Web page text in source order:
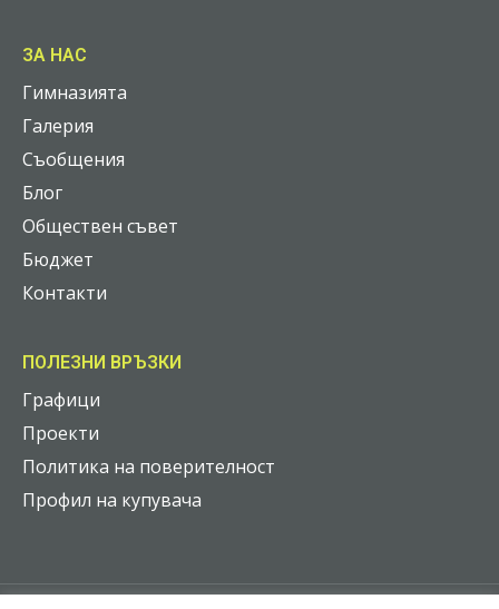
ЗА НАС
Гимназията
Галерия
Съобщения
Блог
Обществен съвет
Бюджет
Контакти
ПОЛЕЗНИ ВРЪЗКИ
Графици
Проекти
Политика на поверителност
Профил на купувача